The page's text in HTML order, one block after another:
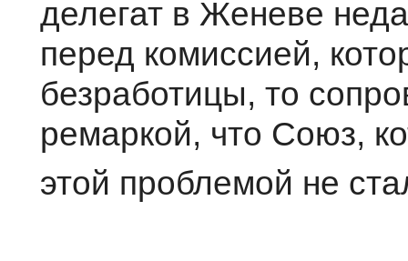
делегат в Женеве
перед комис­сией,
безработицы, то
ремаркой, что Союз,
этой проблемой не